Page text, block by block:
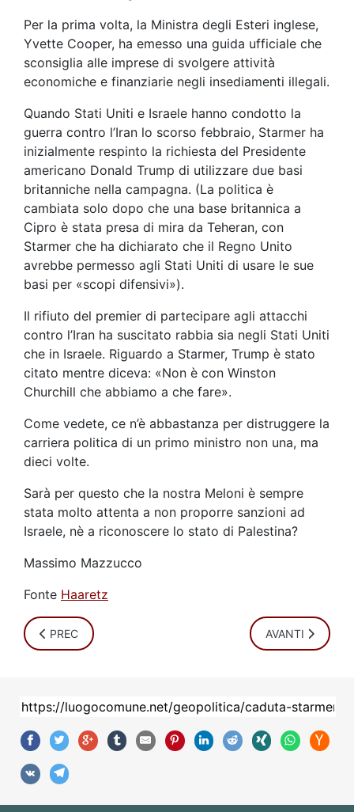
Per la prima volta, la Ministra degli Esteri inglese,
Yvette Cooper, ha emesso una guida ufficiale che
sconsiglia alle imprese di svolgere attività
economiche e finanziarie negli insediamenti illegali.
Quando Stati Uniti e Israele hanno condotto la
guerra contro l’Iran lo scorso febbraio, Starmer ha
inizialmente respinto la richiesta del Presidente
americano Donald Trump di utilizzare due basi
britanniche nella campagna. (La politica è
cambiata solo dopo che una base britannica a
Cipro è stata presa di mira da Teheran, con
Starmer che ha dichiarato che il Regno Unito
avrebbe permesso agli Stati Uniti di usare le sue
basi per «scopi difensivi»).
Il rifiuto del premier di partecipare agli attacchi
contro l’Iran ha suscitato rabbia sia negli Stati Uniti
che in Israele. Riguardo a Starmer, Trump è stato
citato mentre diceva: «Non è con Winston
Churchill che abbiamo a che fare».
Come vedete, ce n’è abbastanza per distruggere la
carriera politica di un primo ministro non una, ma
dieci volte.
Sarà per questo che la nostra Meloni è sempre
stata molto attenta a non proporre sanzioni ad
Israele, nè a riconoscere lo stato di Palestina?
Massimo Mazzucco
Fonte Haaretz
ARTICOLO PRECEDENTE: NON È UN RESORT
PREC ARTICOLO
AVANTI